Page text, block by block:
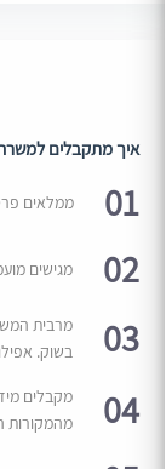
איך מתקבלים למשרה
01 ממלאים
02 מגישים
03
מרבית
בשוק.
04
מקבלים
מהמקורות